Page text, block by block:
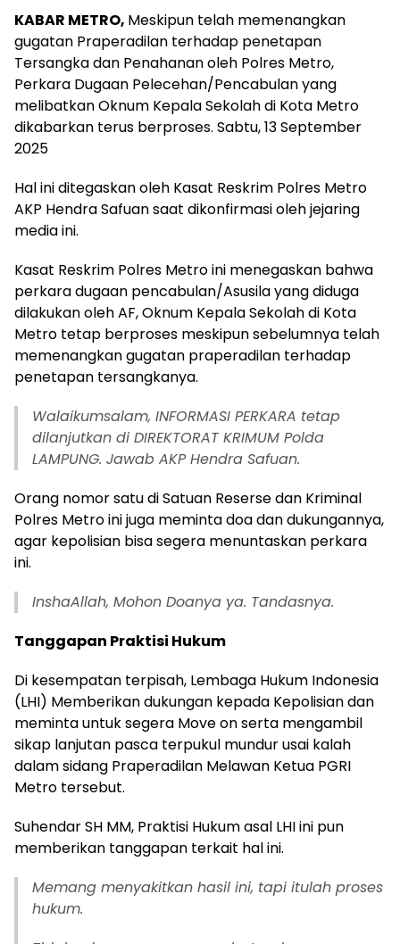
KABAR METRO, Meskipun telah memenangkan
gugatan Praperadilan terhadap penetapan
Tersangka dan Penahanan oleh Polres Metro,
Perkara Dugaan Pelecehan/Pencabulan yang
melibatkan Oknum Kepala Sekolah di Kota Metro
dikabarkan terus berproses. Sabtu, 13 September
2025
Hal ini ditegaskan oleh Kasat Reskrim Polres Metro
AKP Hendra Safuan saat dikonfirmasi oleh jejaring
media ini.
Kasat Reskrim Polres Metro ini menegaskan bahwa
perkara dugaan pencabulan/Asusila yang diduga
dilakukan oleh AF, Oknum Kepala Sekolah di Kota
Metro tetap berproses meskipun sebelumnya telah
memenangkan gugatan praperadilan terhadap
penetapan tersangkanya.
Walaikumsalam, INFORMASI PERKARA tetap
dilanjutkan di DIREKTORAT KRIMUM Polda
LAMPUNG. Jawab AKP Hendra Safuan.
Orang nomor satu di Satuan Reserse dan Kriminal
Polres Metro ini juga meminta doa dan dukungannya,
agar kepolisian bisa segera menuntaskan perkara
ini.
InshaAllah, Mohon Doanya ya. Tandasnya.
Tanggapan Praktisi Hukum
Di kesempatan terpisah, Lembaga Hukum Indonesia
(LHI) Memberikan dukungan kepada Kepolisian dan
meminta untuk segera Move on serta mengambil
sikap lanjutan pasca terpukul mundur usai kalah
dalam sidang Praperadilan Melawan Ketua PGRI
Metro tersebut.
Suhendar SH MM, Praktisi Hukum asal LHI ini pun
memberikan tanggapan terkait hal ini.
Memang menyakitkan hasil ini, tapi itulah proses
hukum.